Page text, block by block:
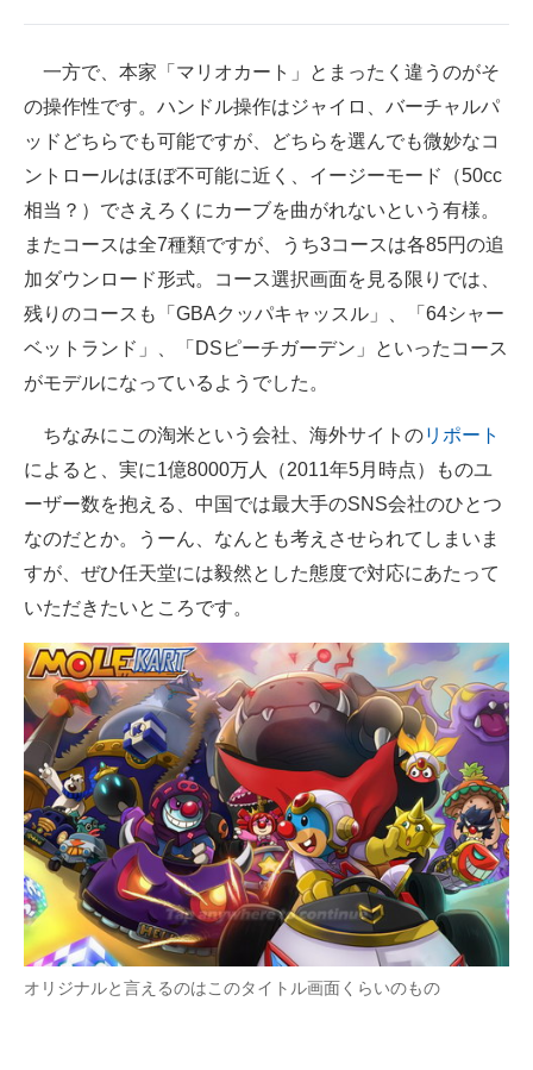
一方で、本家「マリオカート」とまったく違うのがそ
の操作性です。ハンドル操作はジャイロ、バーチャルパ
ッドどちらでも可能ですが、どちらを選んでも微妙なコ
ントロールはほぼ不可能に近く、イージーモード（50cc
相当？）でさえろくにカーブを曲がれないという有様。
またコースは全7種類ですが、うち3コースは各85円の追
加ダウンロード形式。コース選択画面を見る限りでは、
残りのコースも「GBAクッパキャッスル」、「64シャー
ベットランド」、「DSピーチガーデン」といったコース
がモデルになっているようでした。
ちなみにこの淘米という会社、海外サイトのリポート
によると、実に1億8000万人（2011年5月時点）ものユ
ーザー数を抱える、中国では最大手のSNS会社のひとつ
なのだとか。うーん、なんとも考えさせられてしまいま
すが、ぜひ任天堂には毅然とした態度で対応にあたって
いただきたいところです。
オリジナルと言えるのはこのタイトル画面くらいのもの